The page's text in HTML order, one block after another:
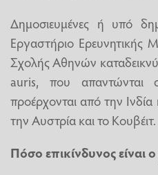
Δημοσιευμένες ή υπό
Εργαστήριο Ερευνητικής
Σχολής Αθηνών
auris, που απαντώνται
προέρχονται από την
την Αυστρία και το Κουβέιτ.
Πόσο επικίνδυνος